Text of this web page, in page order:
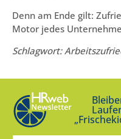
Denn am Ende gilt:
Motor jedes
Schlagwort: